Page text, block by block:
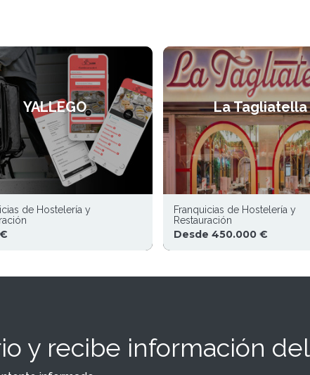
YALLEGO
de Hostelería y
La Tagliatella
Franquicias de Hostelería y
Restauración
Desde 450.000 €
y recibe información